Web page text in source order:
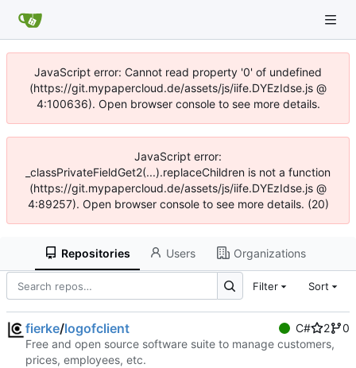
JavaScript error: Cannot read property '0' of undefined
(https://git.mypapercloud.de/assets/js/iife.DYEzIdse.js @
4:100636). Open browser console to see more details.
JavaScript error:
_classPrivateFieldGet2(...).replaceChildren is not a function
(https://git.mypapercloud.de/assets/js/iife.DYEzIdse.js @
4:89257). Open browser console to see more details. (20)
Repositories Users Organizations
Filter Sort
fierke/logofclient C# 2
0
Free and open source software suite to manage customers,
prices, employees, etc.